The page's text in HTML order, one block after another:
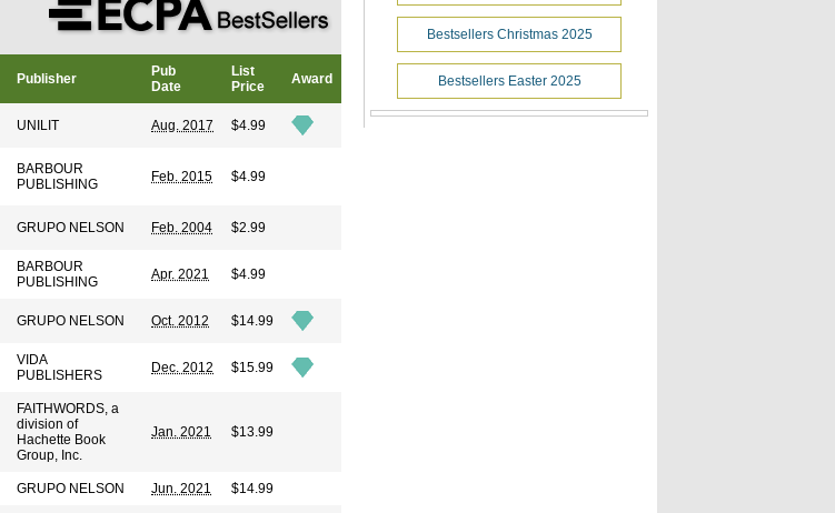
Publisher
Pub
Date
List
Price
Award
UNILIT Aug. 2017 $4.99
BARBOUR
PUBLISHING
Feb. 2015 $4.99
GRUPO NELSON Feb. 2004 $2.99
BARBOUR
PUBLISHING
Apr. 2021 $4.99
GRUPO NELSON Oct. 2012 $14.99
VIDA
PUBLISHERS
Dec. 2012 $15.99
FAITHWORDS, a
division of
Hachette Book
Group, Inc.
Jan. 2021 $13.99
GRUPO NELSON Jun. 2021 $14.99
Bestsellers Christmas 2025
Bestsellers Easter 2025